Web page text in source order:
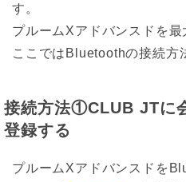
す。
プルームXアドバンスドを最
ここではBluetoothの接続方
接続方法①CLUB JTに
登録する
プルームXアドバンスドを